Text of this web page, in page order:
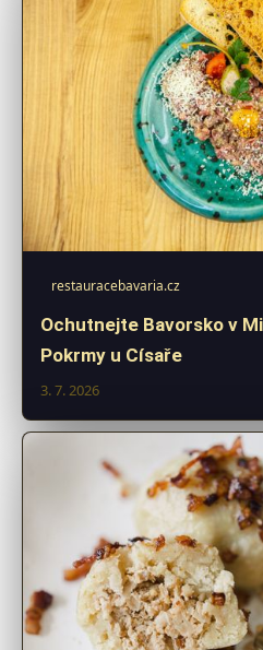
restauracebavaria.cz
Ochutnejte Bavorsko v
Pokrmy u Císaře
3. 7. 2026